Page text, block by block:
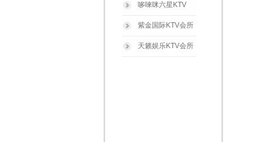
哆唻咪六星KTV
紫金国际KTV会所
天籁娱乐KTV会所